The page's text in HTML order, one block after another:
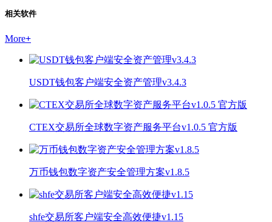
相关软件
More+
USDT钱包客户端安全资产管理v3.4.3
CTEX交易所全球数字资产服务平台v1.0.5 官方版
万币钱包数字资产安全管理方案v1.8.5
shfe交易所客户端安全高效便捷v1.15